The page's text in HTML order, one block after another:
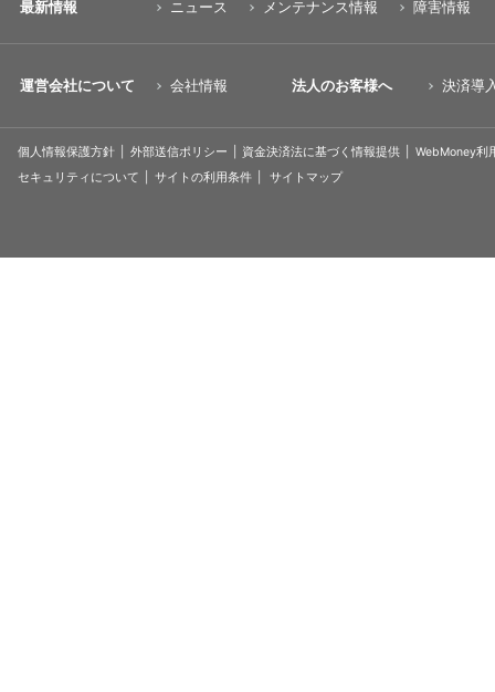
最新情報 ニュース メンテナンス情報 障害情報
運営会社について 会社情報 法人のお客様へ 決済導
個人情報保護方針 外部送信ポリシー 資金決済法に基づく情報提供
WebMoney利
セキュリティについて
サイトの利用条件 サイトマップ